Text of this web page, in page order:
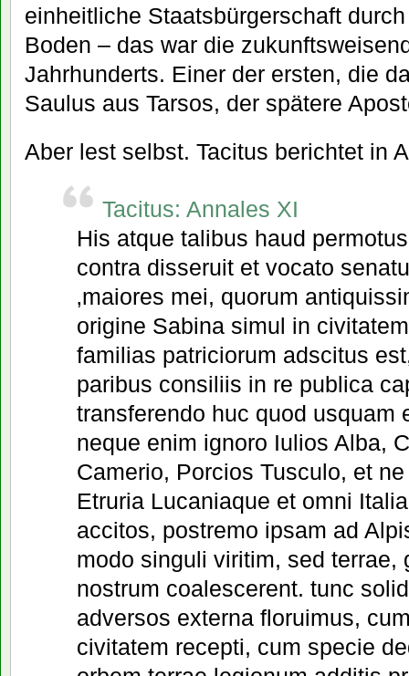
einheitliche Staatsbürgerschaft
Boden – das war die
Jahrhunderts. Einer der ersten, die
Saulus aus Tarsos, der spätere
Aber lest selbst. Tacitus berichtet in
Tacitus: Annales XI
His atque talibus haud
contra disseruit et vocato
‚maiores mei, quorum
origine Sabina simul in
familias patriciorum adscitus
paribus consiliis in re publica
transferendo huc quod usquam
neque enim ignoro Iulios Alba,
Camerio, Porcios Tusculo, et
Etruria Lucaniaque et omni
accitos, postremo ipsam ad
modo singuli viritim, sed terrae,
nostrum coalescerent. tunc
adversos externa floruimus,
civitatem recepti, cum specie